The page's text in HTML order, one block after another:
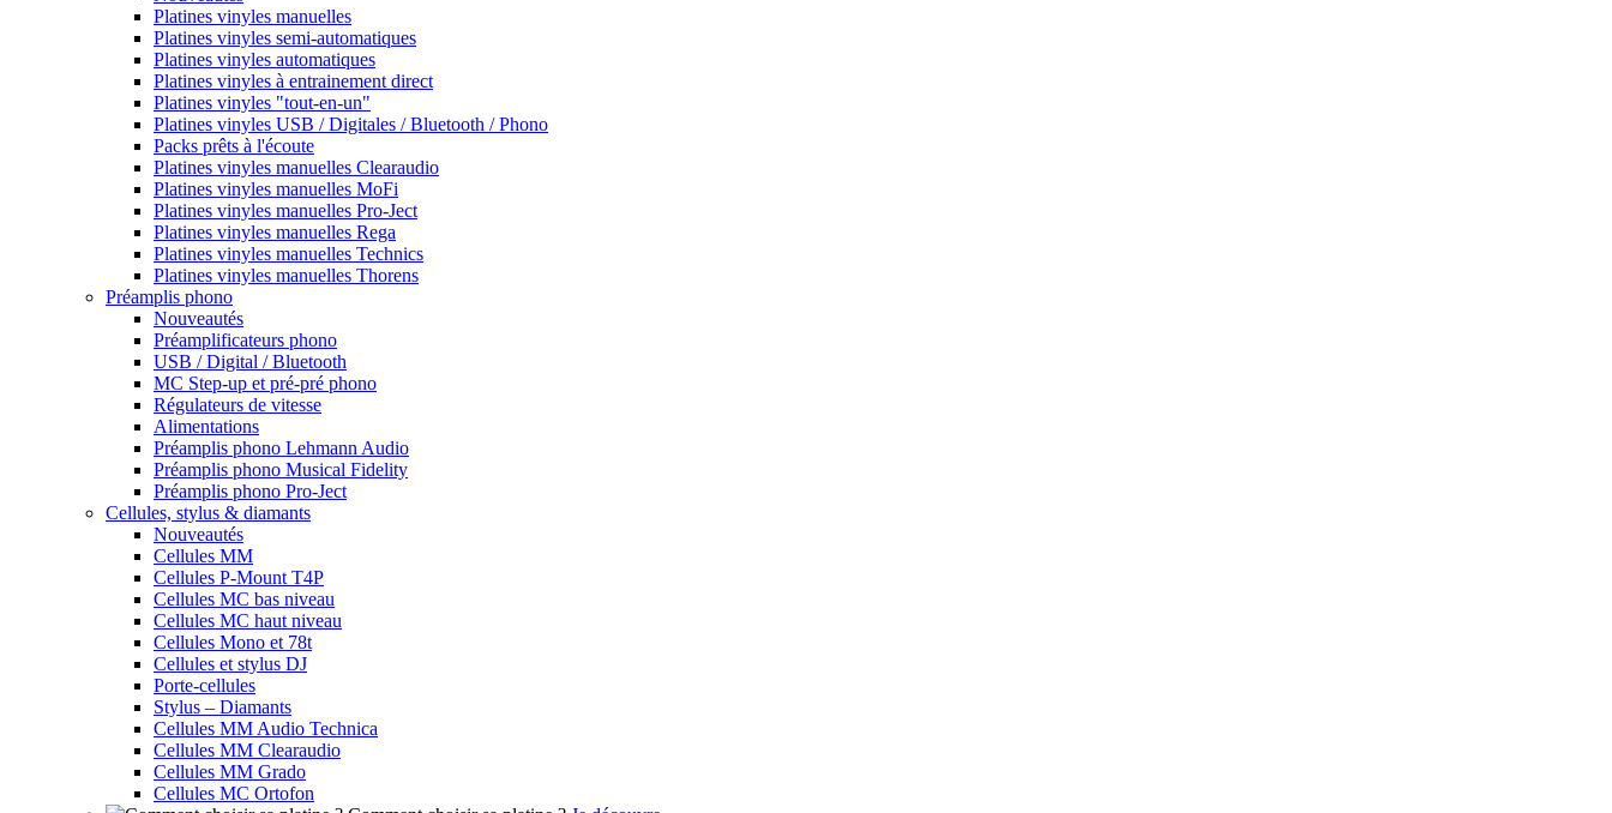
Platines vinyles manuelles
Platines vinyles semi-automatiques
Platines vinyles automatiques
Platines vinyles à entrainement direct
Platines vinyles "tout-en-un"
Platines vinyles USB / Digitales / Bluetooth / Phono
Packs prêts à l'écoute
Platines vinyles manuelles Clearaudio
Platines vinyles manuelles MoFi
Platines vinyles manuelles Pro-Ject
Platines vinyles manuelles Rega
Platines vinyles manuelles Technics
Platines vinyles manuelles Thorens
Préamplis phono
Nouveautés
Préamplificateurs phono
USB / Digital / Bluetooth
MC Step-up et pré-pré phono
Régulateurs de vitesse
Alimentations
Préamplis phono Lehmann Audio
Préamplis phono Musical Fidelity
Préamplis phono Pro-Ject
Cellules, stylus & diamants
Nouveautés
Cellules MM
Cellules P-Mount T4P
Cellules MC bas niveau
Cellules MC haut niveau
Cellules Mono et 78t
Cellules et stylus DJ
Porte-cellules
Stylus – Diamants
Cellules MM Audio Technica
Cellules MM Clearaudio
Cellules MM Grado
Cellules MC Ortofon